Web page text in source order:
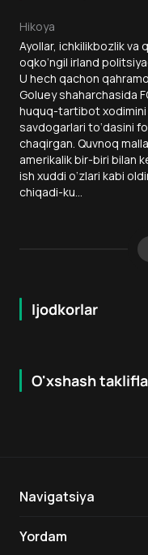
Hikoya
Ayollar, ichkilikbozlik va
oqko‘ngil irland
U hech qachon
Goluey shaharchasida
huquq-tartibot
savdogarlari to‘dasini
chaqirgan. Quvnoq
amerikalik bir-biri bilan
ish xuddi o‘zlari kabi
chiqadi-ku...
Ijodkorlar
O'xshash
18 +
Navigatsiya
Yordam